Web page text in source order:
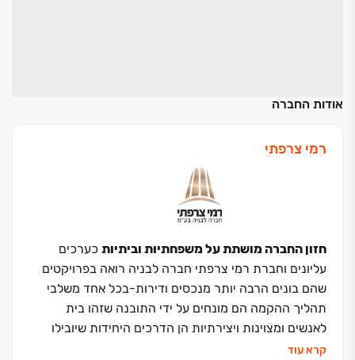
אודות החברה
רמי צרפתי
חזון החברה מושתת על משפחתיות וביתיות כערכים
עליונים וחברת רמי צרפתי חברה לבניה רואה בפרויקטים
שהם בונים הרבה יותר מנכסים ודירות-בכל אחד משלבי
תהליך ההקמה הם מונחים על ידי התובנה שזהו בית
לאנשים ומצוינות ויצירתיות הן הדרכים היחידות שיובילו
לכך- מצד אחד תכנון אינדיבידואלי ויוקרתי המתחשב
קרא עוד